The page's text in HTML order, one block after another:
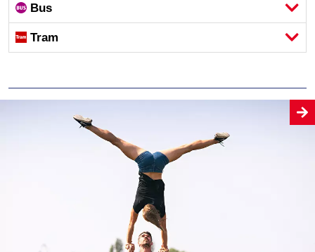
Bus
Tram